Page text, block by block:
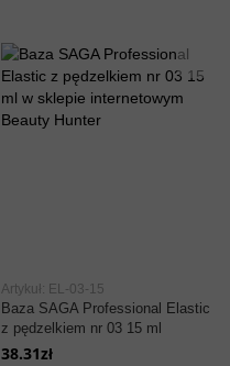
Artykuł: EL-03-15
Baza SAGA Professional Elastic
z pędzelkiem nr 03 15 ml
38.31zł